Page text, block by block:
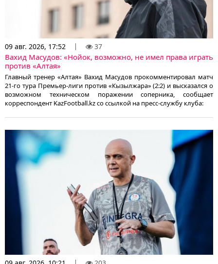
09 авг. 2026, 17:52 37
Вахид Масудов: «Нойок, возможно, не имел права играть
против «Алтая»
Главный тренер «Алтая» Вахид Масудов прокомментировал матч
21-го тура Премьер-лиги против «Кызылжара» (2:2) и высказался о
возможном техническом поражении соперника, сообщает
корреспондент KazFootball.kz со ссылкой на пресс-службу клуба: